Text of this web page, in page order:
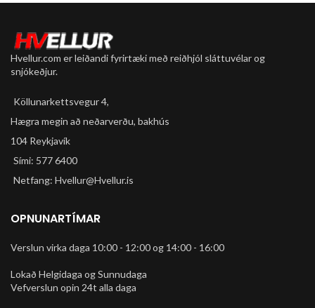
Hvellur.com er leiðandi fyrirtæki með reiðhjól sláttuvélar og
snjókeðjur.
Köllunarkettsvegur 4,
Hægra megin að neðarverðu, bakhús
104 Reykjavík
Sími: 577 6400
Netfang: Hvellur@Hvellur.is
OPNUNARTÍMAR
Verslun virka daga 10:00 - 12:00 og 14:00 - 16:00
Lokað Helgidaga og Sunnudaga
Vefverslun opin 24t alla daga